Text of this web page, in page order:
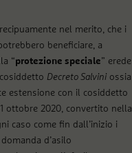
nel merito, che i
beneficiare, a
“protezione speciale” erede
Decreto Salvini ossia
estensione con il cosiddetto
ottobre 2020, convertito nella
caso come fin dall’inizio i
d’asilo